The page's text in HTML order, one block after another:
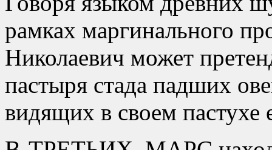
рамках маргинального
Николаевич может
пастыря стада падших
видящих в своем пастухе